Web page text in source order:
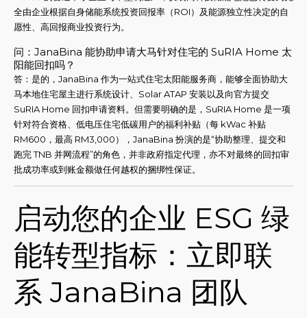
全由企业根据自身储能系统投资回报率（ROI）及能源独立性决定的自
愿性、高回报商业投资行为。
问：JanaBina 能协助申请大马针对住宅的 SuRIA Home 太
阳能回扣吗？
答：是的，JanaBina 作为一站式住宅太阳能服务商，能够全面协助大
马本地住宅屋主进行系统设计、Solar ATAP 安装以及向官方提交
SuRIA Home 回扣申请资料。但需要明确的是，SuRIA Home 是一项
针对符合资格、低电压住宅低碳用户的福利补贴（每 kWac 补贴
RM600，最高 RM3,000），JanaBina 扮演的是“协助整理、提交和
跑完 TNB 并网流程”的角色，并非政府指定代理，亦不对最终的回扣审
批成功率或到账金额做任何越权的捆绑性保证。
启动您的企业 ESG 绿
能转型指标：立即联
系 JanaBina 团队